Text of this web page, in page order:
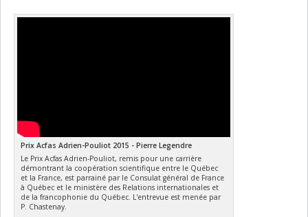
Prix Acfas Adrien-Pouliot 2015 - Pierre Legendre
Le Prix Acfas Adrien-Pouliot, remis pour une carrière
démontrant la coopération scientifique entre le Québec
et la France, est parrainé par le Consulat général de France
à Québec et le ministère des Relations internationales et
de la francophonie du Québec. L'entrevue est menée par
P. Chastenay.